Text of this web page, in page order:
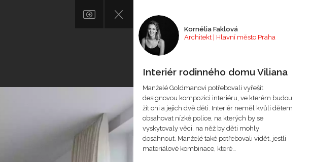
Kornélia Faklová
Architekt | Hlavní město Praha
Interiér rodinného domu Viliana
Manželé Goldmanovi potřebovali vyřešit
designovou kompozici interiéru, ve kterém budou
žít oni a jejich dvě děti. Interiér neměl kvůli dětem
obsahovat nízké police, na kterých by se
vyskytovaly věci, na něž by děti mohly
dosáhnout. Manželé také potřebovali vidět, jestli
materiálové kombinace, které…